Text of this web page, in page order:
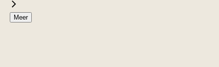
Meer